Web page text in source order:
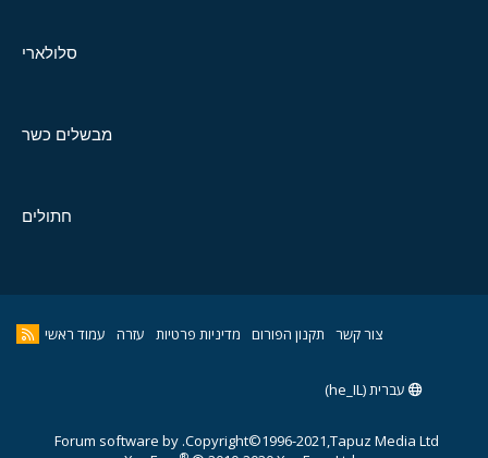
סלולארי
מבשלים כשר
חתולים
צור קשר תקנון הפורום מדיניות פרטיות עזרה עמוד ראשי
עברית (he_IL)
Copyright©1996-2021,Tapuz Media Ltd.
Forum software by